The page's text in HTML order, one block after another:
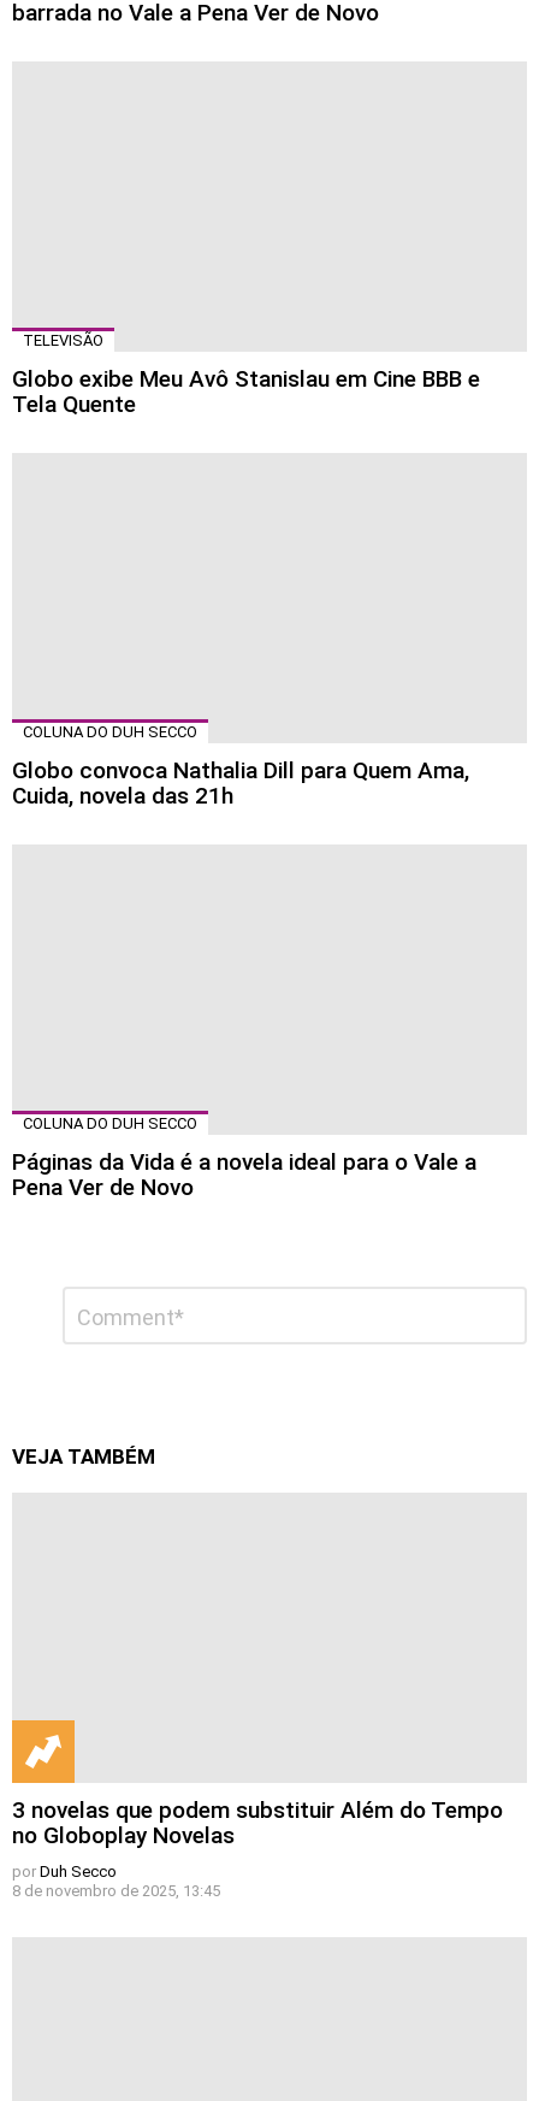
barrada no Vale a Pena Ver de Novo
TELEVISÃO
Globo exibe Meu Avô Stanislau em Cine BBB e
Tela Quente
COLUNA DO DUH SECCO
Globo convoca Nathalia Dill para Quem Ama,
Cuida, novela das 21h
COLUNA DO DUH SECCO
Páginas da Vida é a novela ideal para o Vale a
Pena Ver de Novo
comentário
VEJA TAMBÉM
3 novelas que podem substituir Além do Tempo
no Globoplay Novelas
por Duh Secco
8 de novembro de 2025, 13:45